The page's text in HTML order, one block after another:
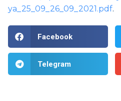
ya_25_09_26_09_2021.pdf.
Facebook
Telegram